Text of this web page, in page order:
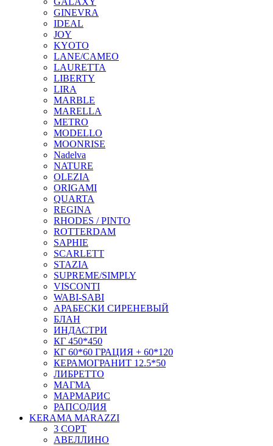
GINEVRA
IDEAL
JOY
KYOTO
LANE/CAMEO
LAURETTA
LIBERTY
LIRA
MARBLE
MARELLA
METRO
MODELLO
MOONRISE
Nadelva
NATURE
OLEZIA
ORIGAMI
QUARTA
REGINA
RHODES / PINTO
ROTTERDAM
SAPHIE
SCARLETT
STAZIA
SUPREME/SIMPLY
VISCONTI
WABI-SABI
АРАБЕСКИ СИРЕНЕВЫЙ
БЛАН
ИНДАСТРИ
КГ 450*450
КГ 60*60 ГРАЦИЯ + 60*120
КЕРАМОГРАНИТ 12.5*50
ЛИБРЕТТО
МАГМА
МАРМАРИС
РАПСОДИЯ
KERAMA MARAZZI
3 СОРТ
АВЕЛЛИНО